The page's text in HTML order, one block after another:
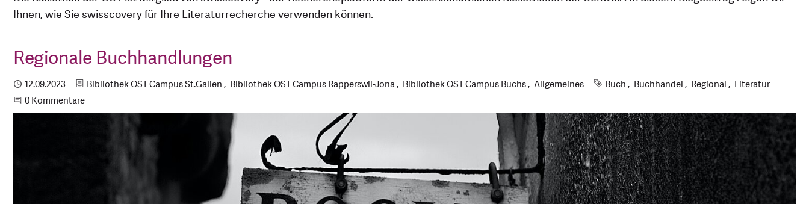
Ihnen, wie Sie swisscovery für Ihre Literaturrecherche verwenden können.
Regionale Buchhandlungen
Publiziert
12.09.2023 Kategorien
Bibliothek OST Campus St.Gallen Bibliothek OST Campus Rapperswil-Jona Bibliothek OST Campus Buchs Allgemeines Schlagworte
Buch Buchhandel Regional
Literatur
Beginne eine Unterhaltung
0 Kommentare